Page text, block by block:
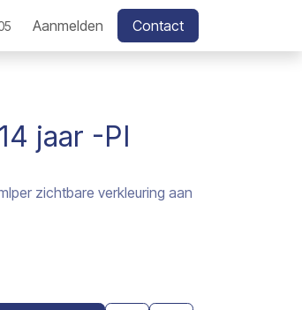
Aanmelden Contact
jaar -PI
zichtbare verkleuring aan